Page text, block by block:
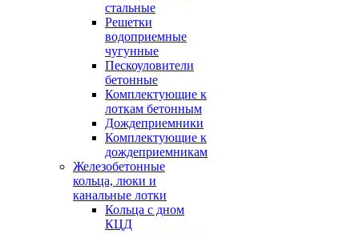
стальные
Решетки
водоприемные
чугунные
Пескоуловители
бетонные
Комплектующие к
лоткам бетонным
Дождеприемники
Комплектующие к
дождеприемникам
Железобетонные
кольца, люки и
канальные лотки
Кольца с дном
КЦД